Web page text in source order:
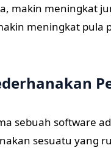
makin meningkat
meningkat pula
sebuah software
sesuatu yang